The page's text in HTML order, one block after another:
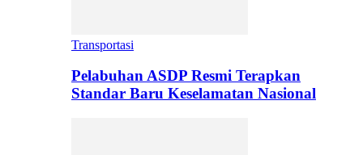
Transportasi
Pelabuhan ASDP Resmi Terapkan
Standar Baru Keselamatan Nasional